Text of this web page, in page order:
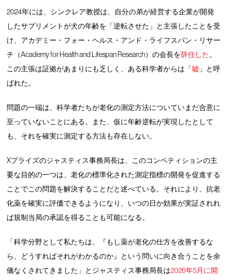
2024年には、シンクレア教授は、自分の弟が経営する企業が開発
したサプリメントが犬の年齢を「逆転させた」と主張したことを受
け、アカデミー・フォー・ヘルス・アンド・ライフスパン・リサー
チ（Academy for Health and Lifespan Research）の会長を辞任した。
この主張は証拠があまりにも乏しく、ある科学者からは「嘘 」と呼
ばれた。
問題の一端は、科学者たちが老化の測定方法についていまだ合意に
至っていないことにある。また、仮に年齢逆転が実現したとして
も、それを確実に測定する方法も存在しない。
Xプライズのジャスティス事務局長は、このコンペティションの主
要な目的の一つは、老化の標準化された測定指標の開発を促進する
ことでこの問題を解決することだと述べている。それにより、抗老
化薬を確実に評価できるようになり、いつの日か効果が実証されれ
ば規制当局の承認を得ることも可能になる。
「科学分野として私たちは、『もし薬が老化の仕方を改善するな
ら、どうすればそれがわかるのか』という問いに向き合うことを余
儀なくされてきました」とジャスティス事務局長は2026年5月に開